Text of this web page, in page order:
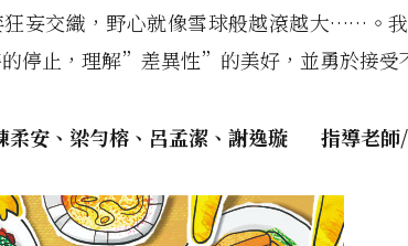
妄交織，野心就像雪球般越滾越大……。
停止，理解”差異性”的美好，並勇於接受
柔安、梁勻榕、呂孟潔、謝逸璇 指導老師